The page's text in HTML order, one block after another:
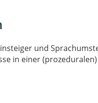
und
in einer